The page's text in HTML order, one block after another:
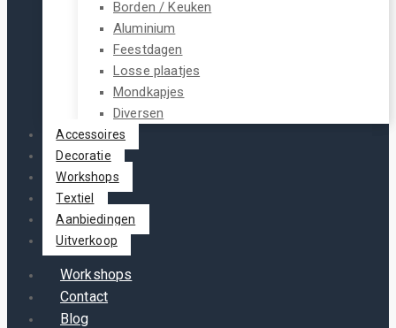
Borden / Keuken
Aluminium
Feestdagen
Losse plaatjes
Mondkapjes
Diversen
Accessoires
Decoratie
Workshops
Textiel
Aanbiedingen
Uitverkoop
Workshops
Contact
Blog